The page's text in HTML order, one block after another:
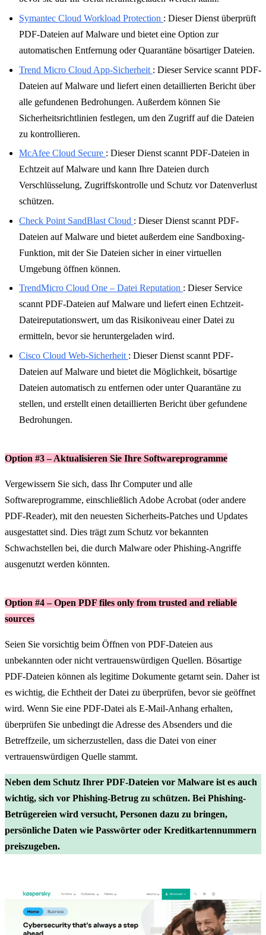
Symantec Cloud Workload Protection : Dieser Dienst überprüft
PDF-Dateien auf Malware und bietet eine Option zur
automatischen Entfernung oder Quarantäne bösartiger Dateien.
Trend Micro Cloud App-Sicherheit : Dieser Service scannt PDF-
Dateien auf Malware und liefert einen detaillierten Bericht über
alle gefundenen Bedrohungen. Außerdem können Sie
Sicherheitsrichtlinien festlegen, um den Zugriff auf die Dateien
zu kontrollieren.
McAfee Cloud Secure : Dieser Dienst scannt PDF-Dateien in
Echtzeit auf Malware und kann Ihre Dateien durch
Verschlüsselung, Zugriffskontrolle und Schutz vor Datenverlust
schützen.
Check Point SandBlast Cloud : Dieser Dienst scannt PDF-
Dateien auf Malware und bietet außerdem eine Sandboxing-
Funktion, mit der Sie Dateien sicher in einer virtuellen
Umgebung öffnen können.
TrendMicro Cloud One – Datei Reputation : Dieser Service
scannt PDF-Dateien auf Malware und liefert einen Echtzeit-
Dateireputationswert, um das Risikoniveau einer Datei zu
ermitteln, bevor sie heruntergeladen wird.
Cisco Cloud Web-Sicherheit : Dieser Dienst scannt PDF-
Dateien auf Malware und bietet die Möglichkeit, bösartige
Dateien automatisch zu entfernen oder unter Quarantäne zu
stellen, und erstellt einen detaillierten Bericht über gefundene
Bedrohungen.
Option #3 – Aktualisieren Sie Ihre Softwareprogramme
Vergewissern Sie sich, dass Ihr Computer und alle
Softwareprogramme, einschließlich Adobe Acrobat (oder andere
PDF-Reader), mit den neuesten Sicherheits-Patches und Updates
ausgestattet sind. Dies trägt zum Schutz vor bekannten
Schwachstellen bei, die durch Malware oder Phishing-Angriffe
ausgenutzt werden könnten.
Option #4 – Open PDF files only from trusted and reliable
sources
Seien Sie vorsichtig beim Öffnen von PDF-Dateien aus
unbekannten oder nicht vertrauenswürdigen Quellen. Bösartige
PDF-Dateien können als legitime Dokumente getarnt sein. Daher ist
es wichtig, die Echtheit der Datei zu überprüfen, bevor sie geöffnet
wird. Wenn Sie eine PDF-Datei als E-Mail-Anhang erhalten,
überprüfen Sie unbedingt die Adresse des Absenders und die
Betreffzeile, um sicherzustellen, dass die Datei von einer
vertrauenswürdigen Quelle stammt.
Neben dem Schutz Ihrer PDF-Dateien vor Malware ist es auch
wichtig, sich vor Phishing-Betrug zu schützen. Bei Phishing-
Betrügereien wird versucht, Personen dazu zu bringen,
persönliche Daten wie Passwörter oder Kreditkartennummern
preiszugeben.